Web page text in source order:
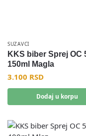
SUZAVCI
KKS biber Sprej OC
150ml Magla
3.100 RSD
Dodaj u korpu